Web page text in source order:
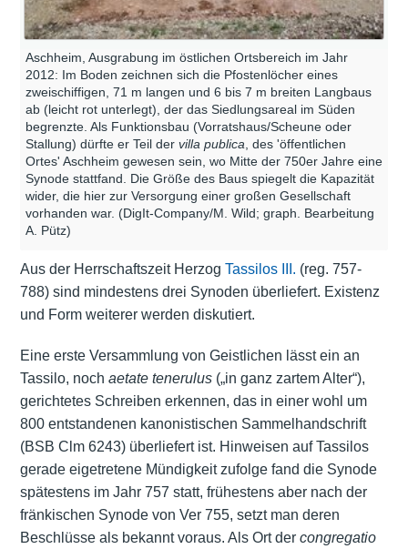
Aschheim, Ausgrabung im östlichen Ortsbereich im Jahr
2012: Im Boden zeichnen sich die Pfostenlöcher eines
zweischiffigen, 71 m langen und 6 bis 7 m breiten Langbaus
ab (leicht rot unterlegt), der das Siedlungsareal im Süden
begrenzte. Als Funktionsbau (Vorratshaus/Scheune oder
Stallung) dürfte er Teil der villa publica , des 'öffentlichen
Ortes' Aschheim gewesen sein, wo Mitte der 750er Jahre eine
Synode stattfand. Die Größe des Baus spiegelt die Kapazität
wider, die hier zur Versorgung einer großen Gesellschaft
vorhanden war. (DigIt-Company/M. Wild; graph. Bearbeitung
A. Pütz)
Aus der Herrschaftszeit Herzog Tassilos III. (reg. 757-
788) sind mindestens drei Synoden überliefert. Existenz
und Form weiterer werden diskutiert.
Eine erste Versammlung von Geistlichen lässt ein an
Tassilo, noch aetate tenerulus(„in ganz zartem Alter“),
gerichtetes Schreiben erkennen, das in einer wohl um
800 entstandenen kanonistischen Sammelhandschrift
(BSB Clm 6243) überliefert ist. Hinweisen auf Tassilos
gerade eigetretene Mündigkeit zufolge fand die Synode
spätestens im Jahr 757 statt, frühestens aber nach der
fränkischen Synode von Ver 755, setzt man deren
Beschlüsse als bekannt voraus. Als Ort der congregatio